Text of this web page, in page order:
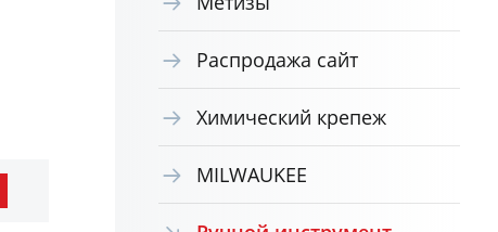
Распродажа сайт
Химический крепеж
MILWAUKEE